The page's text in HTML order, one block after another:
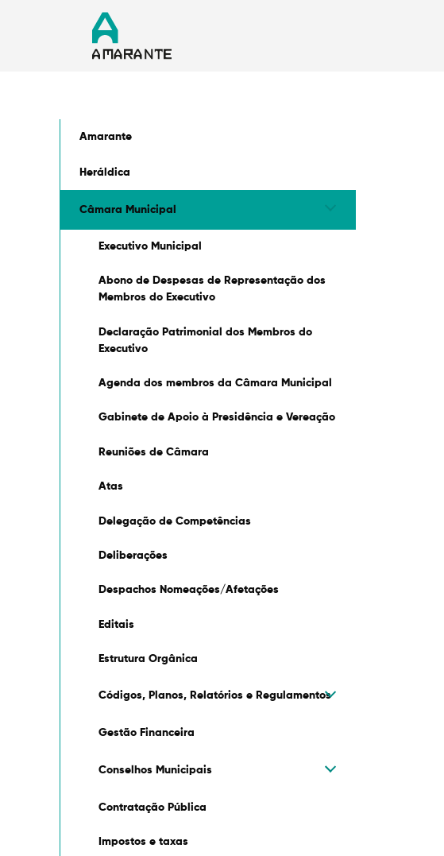
Amarante
Heráldica
Câmara Municipal
Executivo Municipal
Abono de Despesas de Representação dos
Membros do Executivo
Declaração Patrimonial dos Membros do
Executivo
Agenda dos membros da Câmara Municipal
Gabinete de Apoio à Presidência e Vereação
Reuniões de Câmara
Atas
Delegação de Competências
Deliberações
Despachos Nomeações/Afetações
Editais
Estrutura Orgânica
Códigos, Planos, Relatórios e Regulamentos
Gestão Financeira
Conselhos Municipais
Contratação Pública
Impostos e taxas